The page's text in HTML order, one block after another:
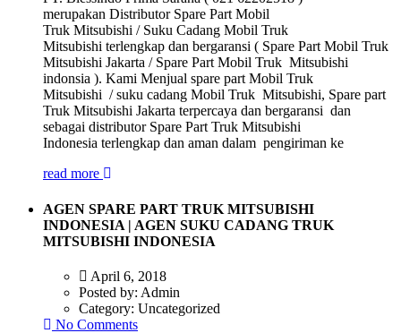
merupakan Distributor Spare Part Mobil
Truk Mitsubishi / Suku Cadang Mobil Truk
Mitsubishi terlengkap dan bergaransi ( Spare Part Mobil Truk
Mitsubishi Jakarta / Spare Part Mobil Truk Mitsubishi
indonsia ). Kami Menjual spare part Mobil Truk
Mitsubishi / suku cadang Mobil Truk Mitsubishi, Spare part
Truk Mitsubishi Jakarta terpercaya dan bergaransi dan
sebagai distributor Spare Part Truk Mitsubishi
Indonesia terlengkap dan aman dalam pengiriman ke
read more
AGEN SPARE PART TRUK MITSUBISHI
INDONESIA | AGEN SUKU CADANG TRUK
MITSUBISHI INDONESIA
April 6, 2018
Posted by: Admin
Category: Uncategorized
No Comments